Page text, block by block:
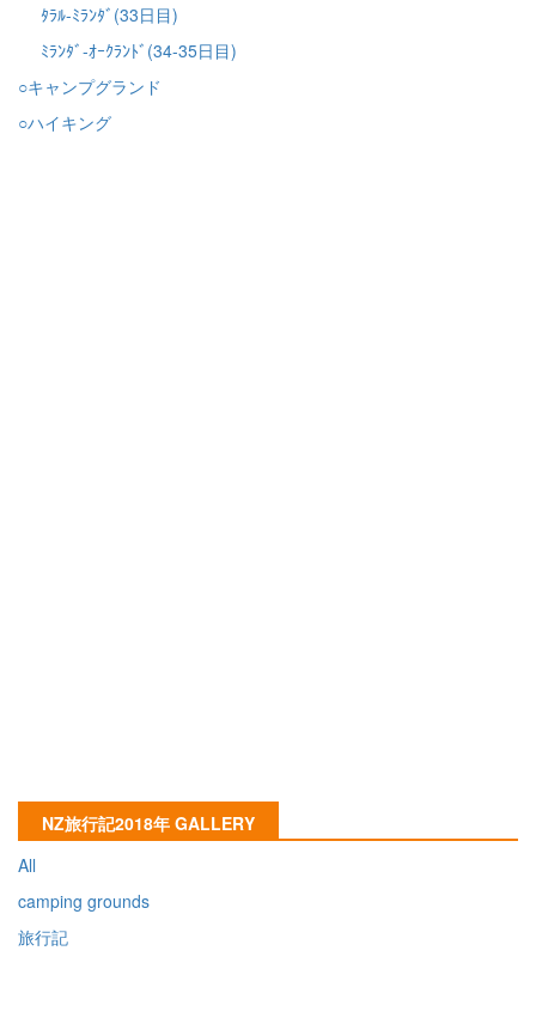
ﾀﾗﾙ-ﾐﾗﾝﾀﾞ(33日目)
ﾐﾗﾝﾀﾞ-ｵｰｸﾗﾝﾄﾞ(34-35日目)
○キャンプグランド
○ハイキング
NZ旅行記2018年 GALLERY
All
camping grounds
旅行記